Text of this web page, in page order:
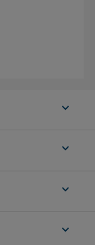
expand_more
expand_more
expand_more
expand_more